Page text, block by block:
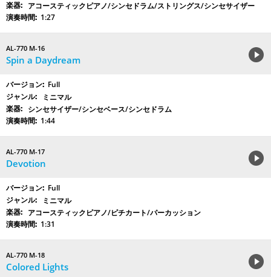
アコースティックピアノ/シンセドラム/ストリングス/シンセサイザー
1:27
AL-770 M-16
Spin a Daydream
Full
ミニマル
シンセサイザー/シンセベース/シンセドラム
1:44
AL-770 M-17
Devotion
Full
ミニマル
アコースティックピアノ/ピチカート/パーカッション
1:31
AL-770 M-18
Colored Lights